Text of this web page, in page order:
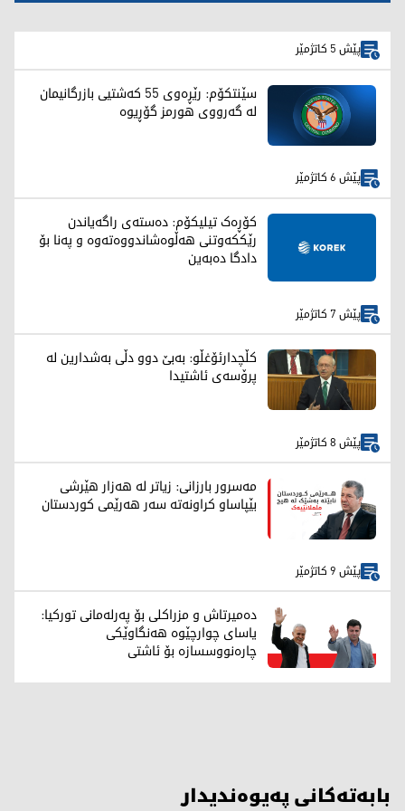
پێش 5 کاتژمێر
سێنتکۆم: رێڕەوی 55 کەشتیی بازرگانیمان
لە گەرووی هورمز گۆڕیوە
پێش 6 کاتژمێر
کۆڕەک تیلیکۆم: دەستەی راگەیاندن
رێککەوتنی هەڵوەشاندووەتەوە و پەنا بۆ
دادگا دەبەین
پێش 7 کاتژمێر
کڵچدارئۆغڵو: بەبێ دوو دڵی بەشدارین لە
پرۆسەی ئاشتیدا
پێش 8 کاتژمێر
مەسرور بارزانی: زیاتر لە هەزار هێرشی
بێپاساو کراونەتە سەر هەرێمی کوردستان
پێش 9 کاتژمێر
دەمیرتاش و مزراکلی بۆ پەرلەمانی تورکیا:
یاسای چوارچێوە هەنگاوێکی
چارەنووسسازە بۆ ئاشتی
بابەتەکانی پەیوەندیدار